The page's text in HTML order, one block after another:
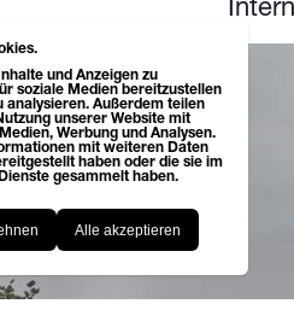
Loft
und Anzeigen zu
soziale Medien bereitzustellen
analysieren. Außerdem teilen
unserer Website mit
Werbung und Analysen.
mit weiteren Daten
haben oder die sie im
gesammelt haben.
Alle akzeptieren